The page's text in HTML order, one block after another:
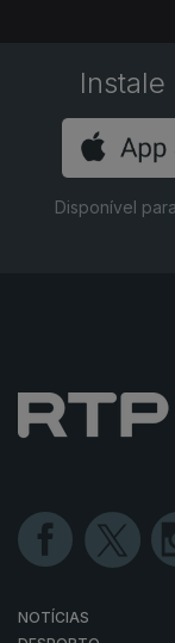
Disponível
NOTÍCIAS